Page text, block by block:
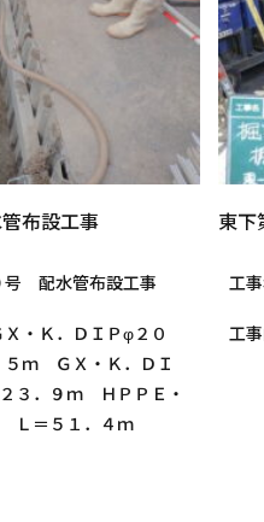
布設工事
号 配水管布設工事
・Ｋ．ＤＩＰφ２０
ｍ ＧＸ・Ｋ．ＤＩ
３．９ｍ ＨＰＰＥ・
Ｌ＝５１．４ｍ
東下
工
工